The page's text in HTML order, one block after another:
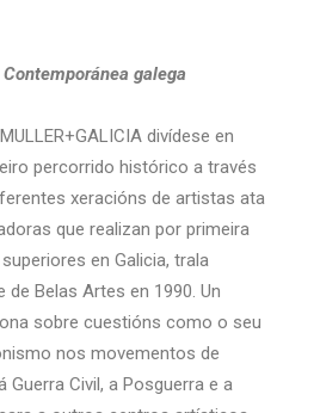
galega
divídese en
percorrido histórico a través
xeracións de artistas ata
que realizan por primeira
en Galicia, trala
de Belas Artes en 1990. Un
sobre cuestións como o seu
nos movementos de
Guerra Civil, a Posguerra e a